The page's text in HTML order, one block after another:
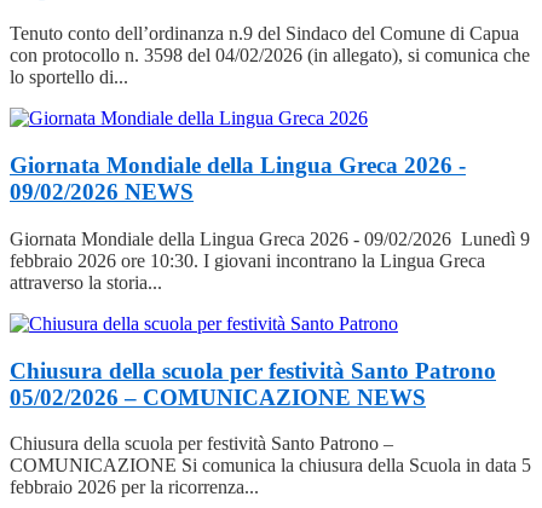
Tenuto conto dell’ordinanza n.9 del Sindaco del Comune di Capua
con protocollo n. 3598 del 04/02/2026 (in allegato), si comunica che
lo sportello di...
Giornata Mondiale della Lingua Greca 2026 -
09/02/2026 NEWS
Giornata Mondiale della Lingua Greca 2026 - 09/02/2026 Lunedì 9
febbraio 2026 ore 10:30. I giovani incontrano la Lingua Greca
attraverso la storia...
Chiusura della scuola per festività Santo Patrono
05/02/2026 – COMUNICAZIONE NEWS
Chiusura della scuola per festività Santo Patrono –
COMUNICAZIONE Si comunica la chiusura della Scuola in data 5
febbraio 2026 per la ricorrenza...